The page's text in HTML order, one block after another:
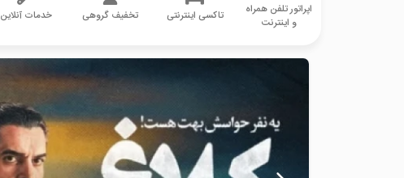
اپراتور تلفن همراه
و اینترنت
تاکسی اینترنتی تخفیف گروهی خدمات آنلاین